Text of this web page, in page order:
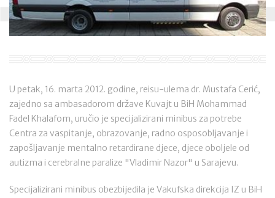
U petak, 16. marta 2012. godine, reisu-ulema dr. Mustafa Cerić,
zajedno sa ambasadorom države Kuvajt u BiH Mohammad
Fadel Khalafom, uručio je specijalizirani minibus za potrebe
Centra za vaspitanje, obrazovanje, radno osposobljavanje i
zapošljavanje mentalno retardirane djece, djece oboljele od
autizma i cerebralne paralize "Vladimir Nazor" u Sarajevu.
Specijalizirani minibus obezbijedila je Vakufska direkcija IZ u BiH